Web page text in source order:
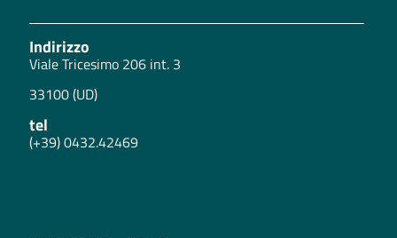
Indirizzo
Viale Tricesimo 206 int. 3
33100 (UD)
tel
(+39) 0432.42469